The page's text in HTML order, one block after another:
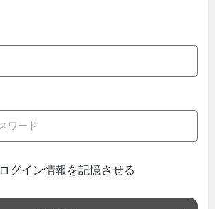
ログイン情報を記憶させる